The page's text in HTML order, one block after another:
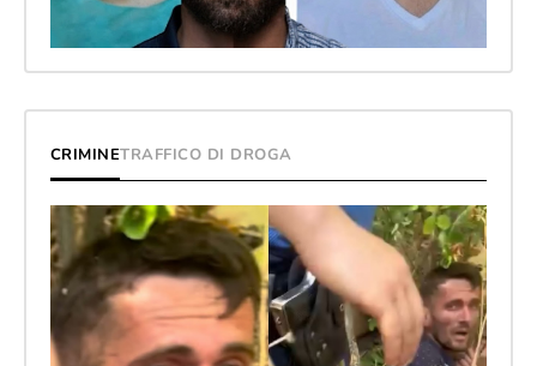
CRIMINETRAFFICO DI DROGA